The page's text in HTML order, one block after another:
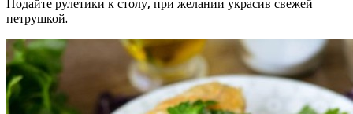
Подайте рулетики к столу, при желании украсив свежей
петрушкой.